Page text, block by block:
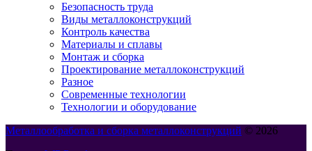
Безопасность труда
Виды металлоконструкций
Контроль качества
Материалы и сплавы
Монтаж и сборка
Проектирование металлоконструкций
Разное
Современные технологии
Технологии и оборудование
Металлообработка и сборка металлоконструкций © 2026